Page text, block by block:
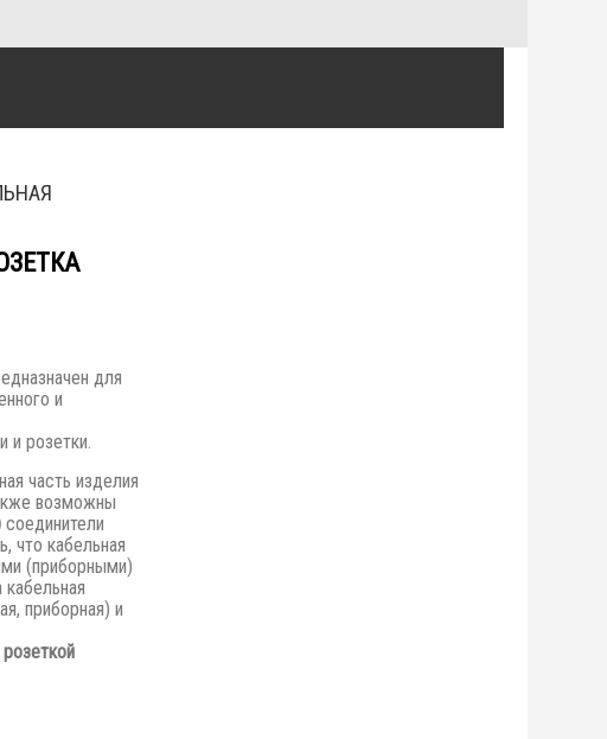
для
и
и розетки.
часть изделия
возможны
соединители
что кабельная
(приборными)
приборная) и